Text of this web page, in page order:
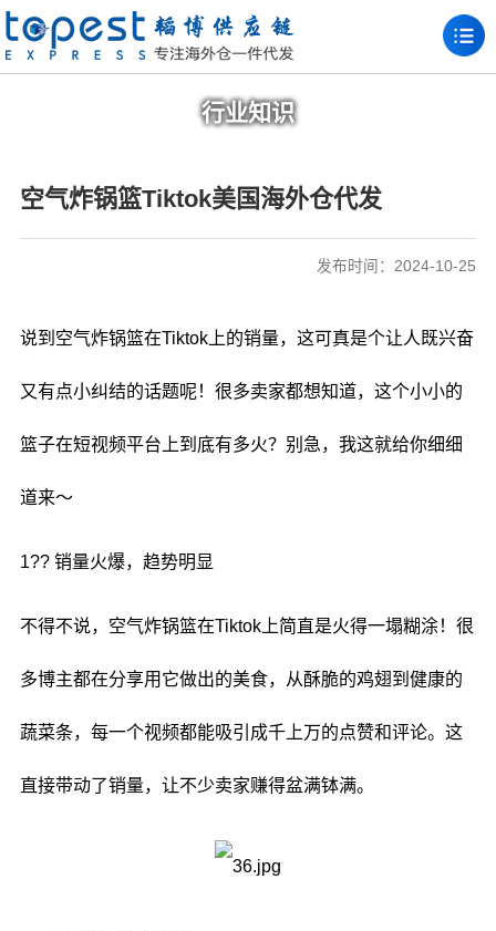
行业知识
空气炸锅篮Tiktok美国海外仓代发
发布时间：2024-10-25
说到空气炸锅篮在Tiktok上的销量，这可真是个让人既兴奋
又有点小纠结的话题呢！很多卖家都想知道，这个小小的
篮子在短视频平台上到底有多火？别急，我这就给你细细
道来～
1?? 销量火爆，趋势明显
不得不说，空气炸锅篮在Tiktok上简直是火得一塌糊涂！很
多博主都在分享用它做出的美食，从酥脆的鸡翅到健康的
蔬菜条，每一个视频都能吸引成千上万的点赞和评论。这
直接带动了销量，让不少卖家赚得盆满钵满。